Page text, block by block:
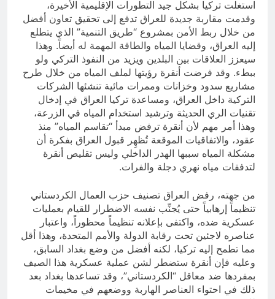
استغلت تركيا بشكل جيد التطورات الإقليمية الأخيرة،
وقدمت مقاربة جديدة للعراق تدفع إلى تحقيق تعاون أفضل
من خلال ربط الأمن بمشروع “طريق التنمية” الذي يتطلع
إليه العراق، وقضايا المياه والطاقة المهمة له أيضاً. وهذا
سيعزز العلاقات بين البلدين ويزيد من النفوذ التركي ولو
ببطء. وقد فرضت أنقرة رؤيتها لملف المياه من خلال طرح
مشاريع سدود وخزانات وممرات مائية تنشئها الشركات
التركية داخل العراق، ومساعدة تركيا العراق في إدخال
تقنيات الري الحديثة وترشيد استخدام المياه في الزرعة،
وهذا أمر مهم لأن أنقرة ترفض مبدأ “تقاسم المياه” منذ
عقود، والاتفاقيات الموقعة تُظهِر قبول العراق بفكرة أن
مشكلة المياه سببها الهدر الداخلي وليس تقليص أنقرة
لتدفقات مياه نهري دجلة والفرات.
من جهته، رفض العراق تصنيف حزب العمال الكردستاني
تنظيماً إرهابياً حتى يُجنِّب نفسه الاضطرار للقيام بعمليات
عسكرية ضده، واكتفى بإعلانه تنظيماً محظوراً، واعتبار
عناصره لاجئين تحت رقابة الدولة والأمم المتحدة، وهذا أقل
مما تطمح إليه تركيا، لكنه أفضل من وضع بغداد السابق،
وعليه فإن أنقرة ستضطر لشن عملية عسكرية هذا الصيف
بمفردها ضد معاقل “الكردستاني”، وقد تساعدها بغداد بعد
ذلك في احتواء العناصر الهاربة ووضعهم في مخيمات